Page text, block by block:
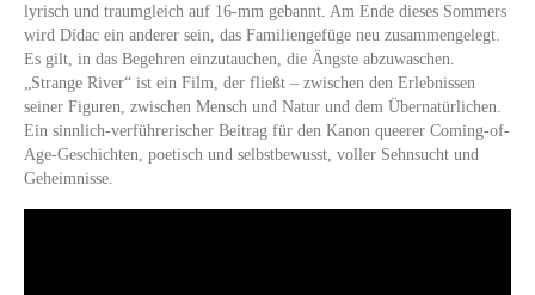
lyrisch und traumgleich auf 16-mm gebannt. Am Ende dieses Sommers
wird Dídac ein anderer sein, das Familiengefüge neu zusammengelegt.
Es gilt, in das Begehren einzutauchen, die Ängste abzuwaschen.
„Strange River“ ist ein Film, der fließt – zwischen den Erlebnissen
seiner Figuren, zwischen Mensch und Natur und dem Übernatürlichen.
Ein sinnlich-verführerischer Beitrag für den Kanon queerer Coming-of-
Age-Geschichten, poetisch und selbstbewusst, voller Sehnsucht und
Geheimnisse.